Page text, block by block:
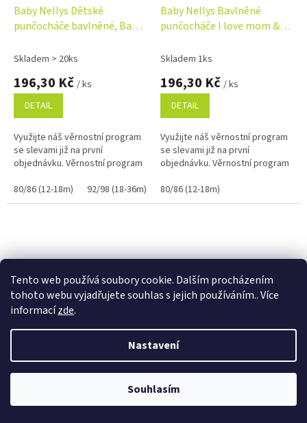
Tento web používá soubory cookie. Dalším procházením
tohoto webu vyjadřujete souhlas s jejich používáním.. Více
informacízde.
Nastavení
Souhlasím
nastavená Věrnostní sleva 3% - 10% na Všechny Vaše další nákupy. Čím
víc nakoupíte, tím větší slevu můžete získat. Vaše objednávky se sčítají.
Využít můžete i "Slevové kody" nebo DOPRAVU ZDARMA. Přejeme
příjemný nákup u nás Jana Kotasová Komárková a kolektiv pracovníků
Baby Nellys Dětské
punčocháče bavlněné, Baby
Skladem > 20ks
196,30 Kč / ks
DETAIL
Využijte náš věrnostní program
se slevami již na první
objednávku. Věrnostní program
80/86 (12-18m)
92/98 (18-36m)
Baby Nellys Bavlněné
punčocháče I love mom &
Skladem 1ks
196,30 Kč / ks
DETAIL
Využijte náš věrnostní program
se slevami již na první
objednávku. Věrnostní program
80/86 (12-18m)
Baby Nellys Dětské
bavlněné punčocháče Cute
Bunny - bílé
196,30 Kč/ ks
Bavlněné punčocháče Baby
Nellys ® - Sovička růžové
196,30 Kč/ ks